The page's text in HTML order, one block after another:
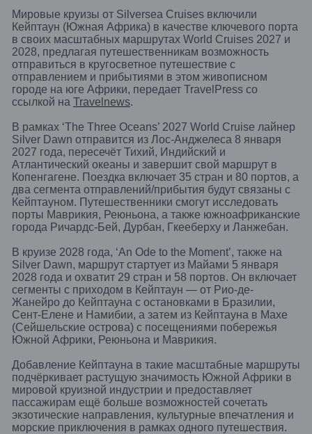
Мировые круизы от Silversea Cruises включили
Кейптаун (Южная Африка) в качестве ключевого порта
в своих масштабных маршрутах World Cruises 2027 и
2028, предлагая путешественникам возможность
отправиться в кругосветное путешествие с
отправлением и прибытиями в этом живописном
городе на юге Африки, передает TravelPress со
ссылкой на Travelnews.
В рамках ‘The Three Oceans’ 2027 World Cruise лайнер
Silver Dawn отправится из Лос-Анджелеса 8 января
2027 года, пересечёт Тихий, Индийский и
Атлантический океаны и завершит свой маршрут в
Копенгагене. Поездка включает 35 стран и 80 портов, а
два сегмента отправлений/прибытия будут связаны с
Кейптауном. Путешественники смогут исследовать
порты Маврикия, Реюньона, а также южноафриканские
города Ричардс-Бей, Дурбан, Гкееберху и Ланжебан.
В круизе 2028 года, ‘An Ode to the Moment’, также на
Silver Dawn, маршрут стартует из Майами 5 января
2028 года и охватит 29 стран и 58 портов. Он включает
сегменты с приходом в Кейптаун — от Рио-де-
Жанейро до Кейптауна с остановками в Бразилии,
Сент-Елене и Намибии, а затем из Кейптауна в Махе
(Сейшельские острова) с посещениями побережья
Южной Африки, Реюньона и Маврикия.
Добавление Кейптауна в такие масштабные маршруты
подчёркивает растущую значимость Южной Африки в
мировой круизной индустрии и предоставляет
пассажирам ещё больше возможностей сочетать
экзотические направления, культурные впечатления и
морские приключения в рамках одного путешествия.